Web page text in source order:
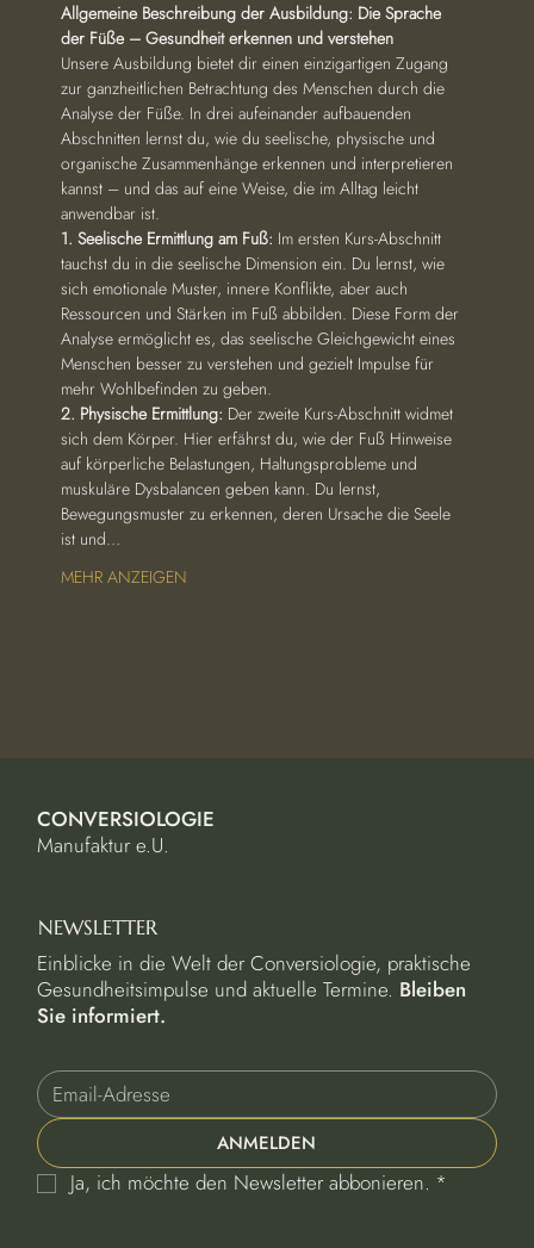
Allgemeine Beschreibung der Ausbildung: Die Sprache
der Füße – Gesundheit erkennen und verstehen
Unsere Ausbildung bietet dir einen einzigartigen Zugang
zur ganzheitlichen Betrachtung des Menschen durch die
Analyse der Füße. In drei aufeinander aufbauenden
Abschnitten lernst du, wie du seelische, physische und
organische Zusammenhänge erkennen und interpretieren
kannst – und das auf eine Weise, die im Alltag leicht
anwendbar ist.
1. Seelische Ermittlung am Fuß: Im ersten Kurs-Abschnitt
tauchst du in die seelische Dimension ein. Du lernst, wie
sich emotionale Muster, innere Konflikte, aber auch
Ressourcen und Stärken im Fuß abbilden. Diese Form der
Analyse ermöglicht es, das seelische Gleichgewicht eines
Menschen besser zu verstehen und gezielt Impulse für
mehr Wohlbefinden zu geben.
2. Physische Ermittlung: Der zweite Kurs-Abschnitt widmet
sich dem Körper. Hier erfährst du, wie der Fuß Hinweise
auf körperliche Belastungen, Haltungsprobleme und
muskuläre Dysbalancen geben kann. Du lernst,
Bewegungsmuster zu erkennen, deren Ursache die Seele
ist und…
MEHR ANZEIGEN
CONVERSIOLOGIE
Manufaktur e.U.
NEWSLETTER
Einblicke in die Welt der Conversiologie, praktische
Gesundheitsimpulse und aktuelle Termine. Bleiben
Sie informiert.
ANMELDEN
Ja, ich möchte den Newsletter abbonieren. *